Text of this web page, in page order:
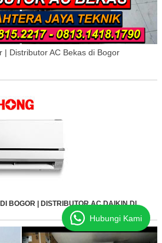
| Distributor AC Bekas di Bogor
BOGOR | DISTRIBUTOR AC DAIKIN DI
Hubungi Kami